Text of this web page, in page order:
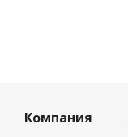
Компания